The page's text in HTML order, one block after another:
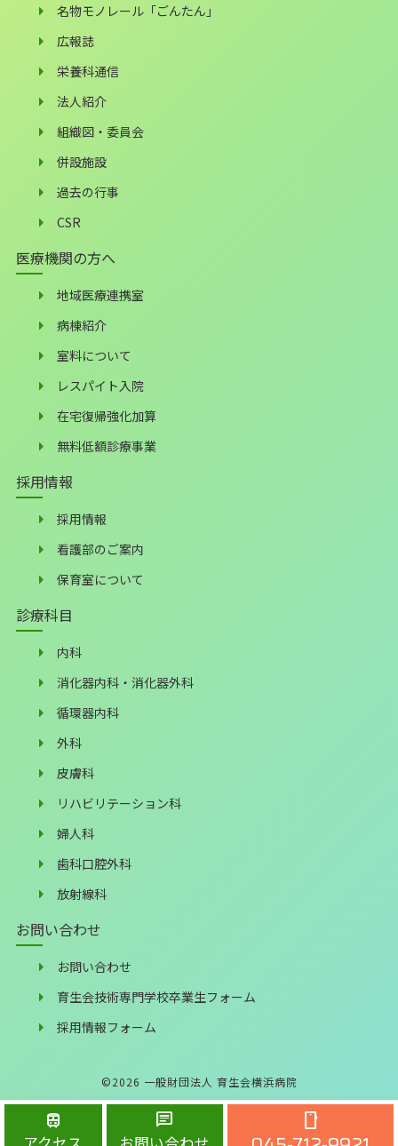
名物モノレール「ごんたん」
広報誌
栄養科通信
法人紹介
組織図・委員会
併設施設
過去の行事
CSR
医療機関の方へ
地域医療連携室
病棟紹介
室料について
レスパイト入院
在宅復帰強化加算
無料低額診療事業
採用情報
採用情報
看護部のご案内
保育室について
診療科目
内科
消化器内科・消化器外科
循環器内科
外科
皮膚科
リハビリテーション科
婦人科
歯科口腔外科
放射線科
お問い合わせ
お問い合わせ
育生会技術専門学校卒業生フォーム
採用情報フォーム
©2026 一般財団法人 育生会横浜病院
train chat smartphone